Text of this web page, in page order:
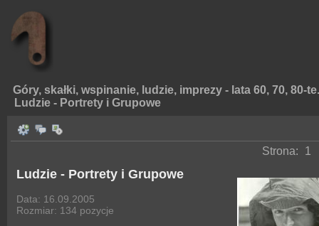
Góry, skałki, wspinanie, ludzie, imprezy - lata 60, 70, 80-te.
Ludzie - Portrety i Grupowe
Strona: 1
Ludzie - Portrety i Grupowe
Data: 16.09.2005
Rozmiar: 134 pozycje